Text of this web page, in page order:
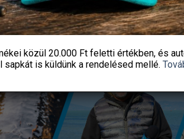
közül 20.000 Ft felettiértékben, és
sapkátis küldünk a rendelésed mellé.